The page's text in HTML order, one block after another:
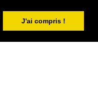
J'ai compris !